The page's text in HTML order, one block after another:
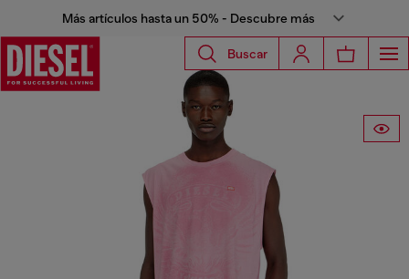
Más artículos hasta un 50% - Descubre más
Buscar